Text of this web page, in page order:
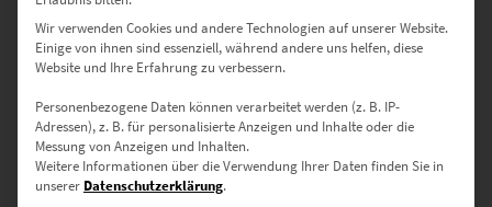
Harmonie mit fesselnder
Ausdruckskraft
Gespannt betrachtest du das Kunstwerk an der Wand und fühlst
dich trotzdem beruhigt. Es hat einen nostalgischen Unterton, wirkt
aber zugleich hochmodern. Scheinbar Gegensätzliches vereinen
Wandbilder, die quadratisch sind. Deshalb lieben Fotokünstler und
Wir verwenden Cookies und andere Technologien auf unserer Website.
Einige von ihnen sind essenziell, während andere uns helfen, diese
Website und Ihre Erfahrung zu verbessern.
Personenbezogene Daten können verarbeitet werden (z. B. IP-
Adressen), z. B. für personalisierte Anzeigen und Inhalte oder die
Messung von Anzeigen und Inhalten.
Weitere Informationen über die Verwendung Ihrer Daten finden Sie in
unserer Datenschutzerklärung.